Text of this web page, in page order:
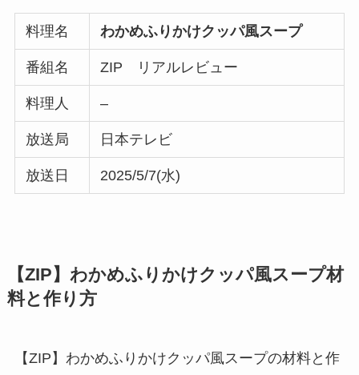
料理名 わかめふりかけクッパ風スープ
番組名 ZIP リアルレビュー
料理人 –
放送局 日本テレビ
放送日 2025/5/7(水)
【ZIP】わかめふりかけクッパ風スープ材
料と作り方
【ZIP】わかめふりかけクッパ風スープの材料と作